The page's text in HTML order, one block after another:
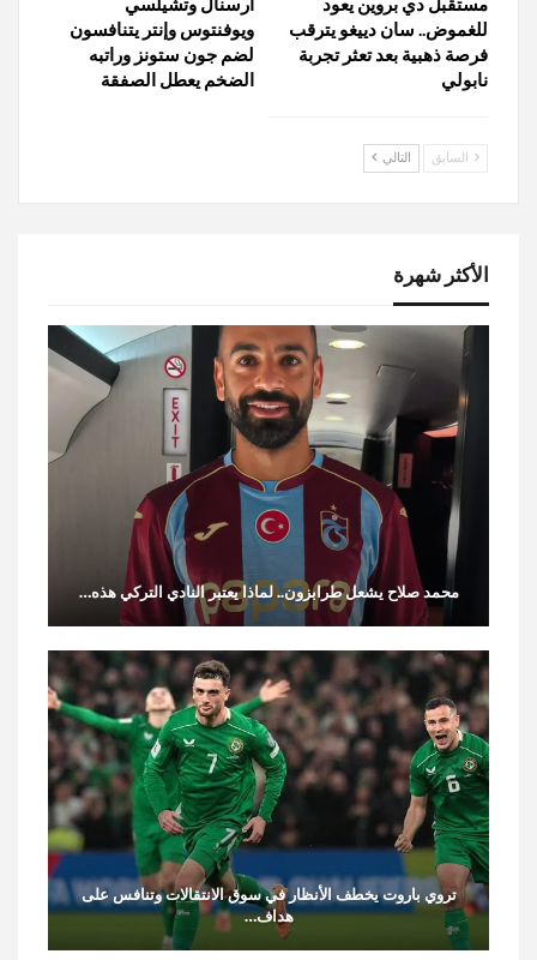
للغموض.. سان دييغو يترقب
فرصة ذهبية بعد تعثر تجربة
نابولي
ويوفنتوس وإنتر يتنافسون
لضم جون ستونز وراتبه
الضخم يعطل الصفقة
السابق التالي
الأكثر شهرة
محمد صلاح يشعل طرابزون.. لماذا يعتبر النادي التركي هذه…
تروي باروت يخطف الأنظار في سوق الانتقالات وتنافس على
هداف…